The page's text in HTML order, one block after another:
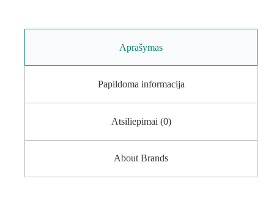
Aprašymas
Papildoma informacija
Atsiliepimai (0)
About Brands